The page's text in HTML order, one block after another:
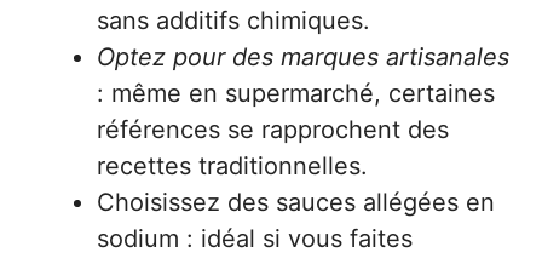
sans additifs chimiques.
Optez pour des marques artisanales
: même en supermarché, certaines
références se rapprochent des
recettes traditionnelles.
Choisissez des sauces allégées en
sodium : idéal si vous faites